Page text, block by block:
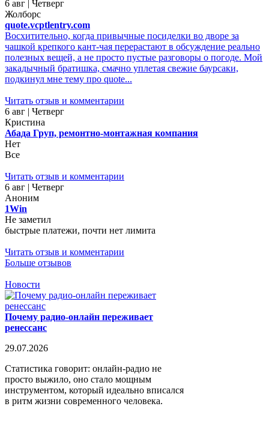
6 авг | Четверг
Жолборс
quote.vcptlentry.com
Восхитительно, когда привычные посиделки во дворе за
чашкой крепкого кант-чая перерастают в обсуждение реально
полезных вещей, а не просто пустые разговоры о погоде. Мой
закадычный братишка, смачно уплетая свежие баурсаки,
подкинул мне тему про quote...
Читать отзыв и комментарии
6 авг | Четверг
Кристина
Абада Груп, ремонтно-монтажная компания
Нет
Все
Читать отзыв и комментарии
6 авг | Четверг
Аноним
1Win
Не заметил
быстрые платежи, почти нет лимита
Читать отзыв и комментарии
Больше отзывов
Новости
Почему радио-онлайн переживает
ренессанс
29.07.2026
Статистика говорит: онлайн-радио не
просто выжило, оно стало мощным
инструментом, который идеально вписался
в ритм жизни современного человека.